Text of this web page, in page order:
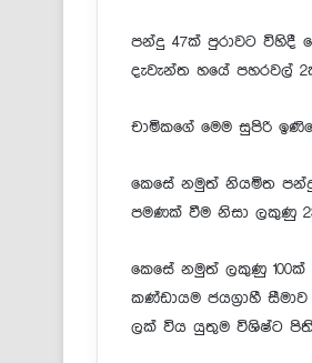
පන්දු 47ක් පුරාවට
දැවැන්ත හයේ පහරවල්
චාමිකගේ මෙම සුපිරි
කෙසේ නමුත් නියමිත පන්දු
පමණක් වීම නිසා ලකුණු
කෙසේ නමුත් ලකුණු 100ක්
කණ්ඩායම ජයග්‍රාහී
ලක් විය යුතුම විශිෂ්ට